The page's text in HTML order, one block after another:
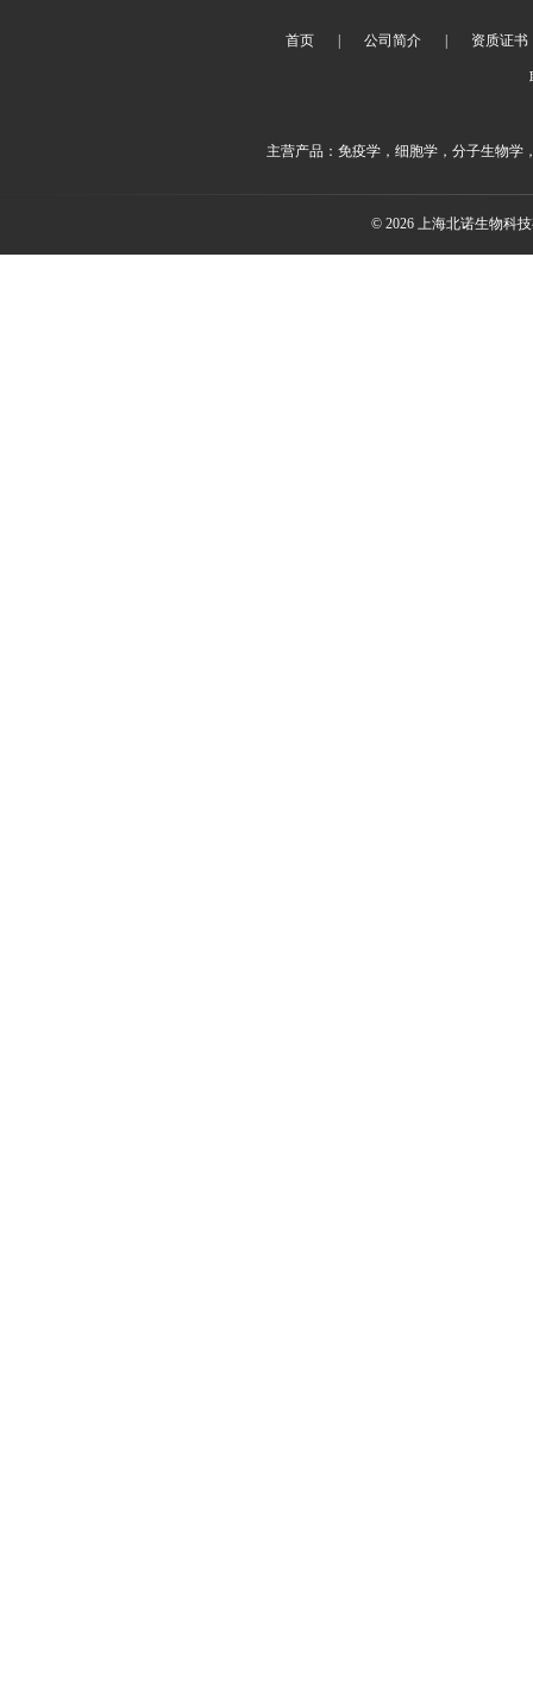
首页 公司简介 资质证书
主营产品：免疫学，细胞学，分子生物学
© 2026 上海北诺生物科